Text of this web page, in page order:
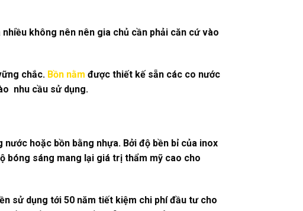
không nên nên gia chủ cần phải căn cứ vào
chắc. Bồn nằm được thiết kế sẵn các co nước
nhu cầu sử dụng.
hoặc bồn bằng nhựa. Bởi độ bền bỉ của inox
bóng sáng mang lại giá trị thẩm mỹ cao cho
sử dụng tới 50 năm tiết kiệm chi phí đầu tư cho